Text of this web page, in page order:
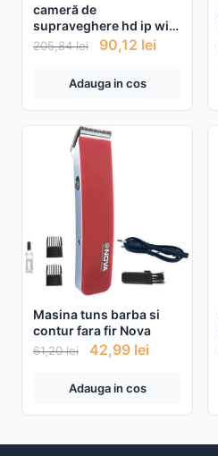
cameră de
supraveghere hd ip wifi
360
205,84lei 90,12 lei
Adauga in cos
Masina tuns barba si
contur fara fir Nova
61,20lei 42,99 lei
Adauga in cos